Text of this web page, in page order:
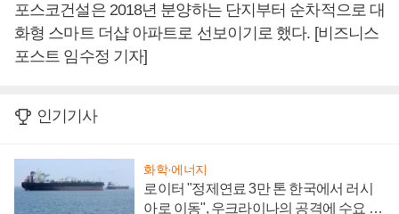
포스코건설은 2018년 분양하는 단지부터 순차적으로 대
화형 스마트 더샵 아파트로 선보이기로 했다. [비즈니스
포스트 임수정 기자]
인기기사
화학·에너지
로이터 "정제연료 3만 톤 한국에서 러시
아로 이동", 우크라이나의 공격에 수요 늘